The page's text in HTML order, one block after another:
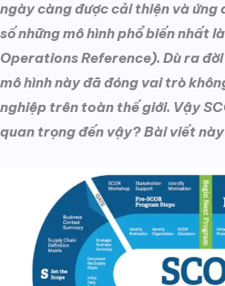
ngày càng được cải thiện và ứng
số những mô hình phổ biến nhất
Operations Reference). Dù ra
mô hình này đã đóng vai trò
nghiệp trên toàn thế giới. Vậy
quan trọng đến vậy? Bài viết